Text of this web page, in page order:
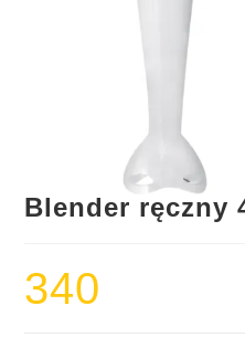
Blender ręczny
340